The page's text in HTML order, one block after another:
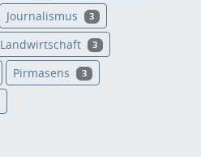
Journalismus 3
Landwirtschaft 3
Pirmasens 3